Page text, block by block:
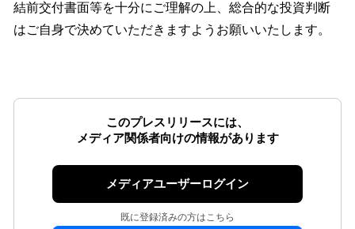
結前交付書面等を十分にご理解の上、総合的な投資判断
はご自身で決めていただきますようお願いいたします。
このプレスリリースには、
メディア関係者向けの情報があります
メディアユーザーログイン
既に登録済みの方はこちら